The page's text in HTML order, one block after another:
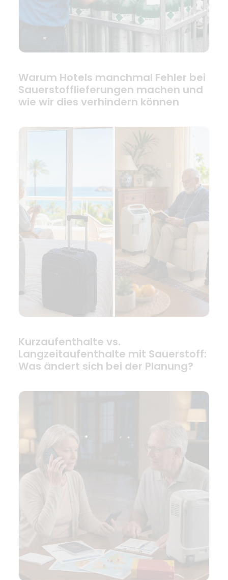
Warum Hotels manchmal Fehler bei
Sauerstofflieferungen machen und
wie wir dies verhindern können
Kurzaufenthalte vs.
Langzeitaufenthalte mit Sauerstoff:
Was ändert sich bei der Planung?